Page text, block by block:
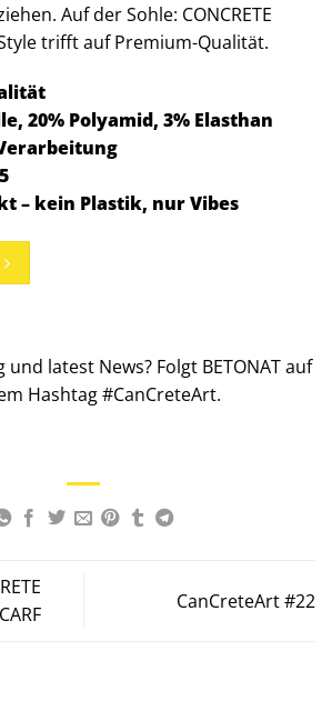
Auf der Sohle: CONCRETE
trifft auf Premium-Qualität.
20% Polyamid, 3% Elasthan
– kein Plastik, nur Vibes
und latest News? Folgt BETONATauf
Hashtag #CanCreteArt.
CanCreteArt #22